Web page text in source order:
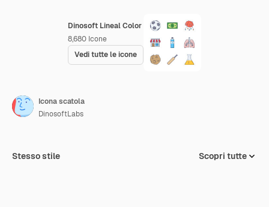
Dinosoft Lineal Color
8,680 Icone
Vedi tutte le icone
Icona scatola
DinosoftLabs
Stesso stile Scopri tutte